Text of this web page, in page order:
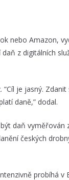
nebo Amazon,
z digitálních
je jasný.
daně,” dodal.
daň vyměřován
českých
probíhá v